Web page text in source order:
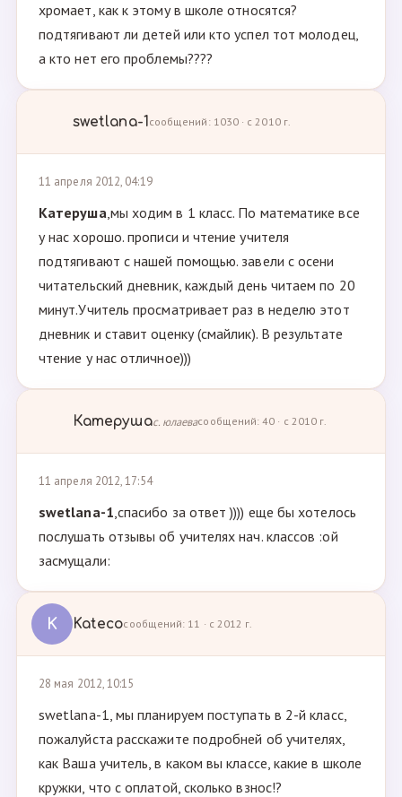
хромает, как к этому в школе относятся?
подтягивают ли детей или кто успел тот молодец,
а кто нет его проблемы????
swetlana-1сообщений: 1030 · с 2010 г.
11 апреля 2012, 04:19
Катеруша,мы ходим в 1 класс. По математике все
у нас хорошо. прописи и чтение учителя
подтягивают с нашей помощью. завели с осени
читательский дневник, каждый день читаем по 20
минут.Учитель просматривает раз в неделю этот
дневник и ставит оценку (смайлик). В результате
чтение у нас отличное)))
Катерушас. юлаевасообщений: 40 · с 2010 г.
11 апреля 2012, 17:54
swetlana-1,спасибо за ответ )))) еще бы хотелось
послушать отзывы об учителях нач. классов :ой
засмущали:
K Katecoсообщений: 11 · с 2012 г.
28 мая 2012, 10:15
swetlana-1, мы планируем поступать в 2-й класс,
пожалуйста расскажите подробней об учителях,
как Ваша учитель, в каком вы классе, какие в школе
кружки, что с оплатой, сколько взнос!?